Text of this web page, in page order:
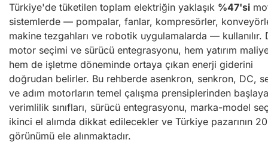
Türkiye'de tüketilen toplam elektriğin yaklaşık %47'si
sistemlerde — pompalar, fanlar, kompresörler,
makine tezgahları ve robotik uygulamalarda — kullanılır.
motor seçimi ve sürücü entegrasyonu, hem yatırım
hem de işletme döneminde ortaya çıkan enerji giderini
doğrudan belirler. Bu rehberde asenkron, senkron, DC,
ve adım motorların temel çalışma prensiplerinden
verimlilik sınıfları, sürücü entegrasyonu, marka-model
ikinci el alımda dikkat edilecekler ve Türkiye pazarının
görünümü ele alınmaktadır.